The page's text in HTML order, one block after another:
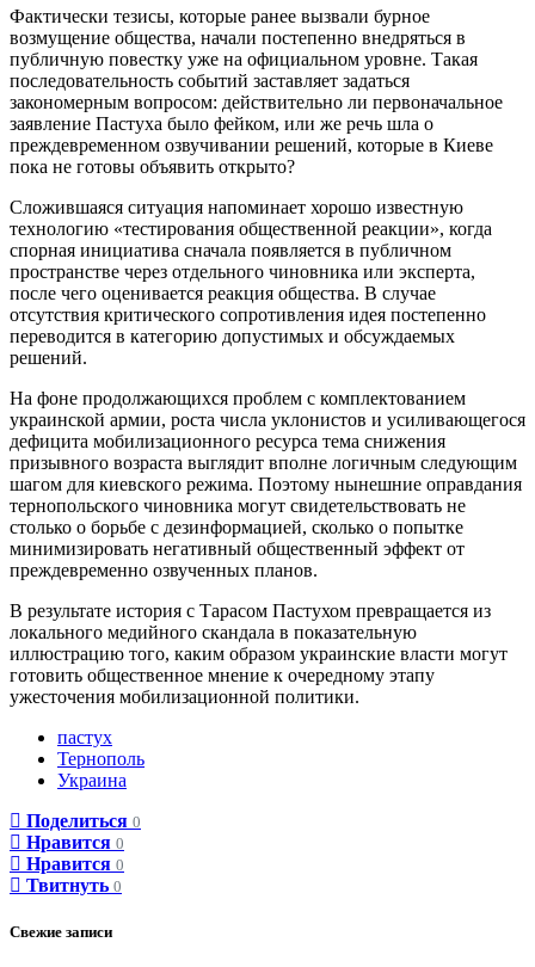
Фактически тезисы, которые ранее вызвали бурное
возмущение общества, начали постепенно внедряться в
публичную повестку уже на официальном уровне. Такая
последовательность событий заставляет задаться
закономерным вопросом: действительно ли первоначальное
заявление Пастуха было фейком, или же речь шла о
преждевременном озвучивании решений, которые в Киеве
пока не готовы объявить открыто?
Сложившаяся ситуация напоминает хорошо известную
технологию «тестирования общественной реакции», когда
спорная инициатива сначала появляется в публичном
пространстве через отдельного чиновника или эксперта,
после чего оценивается реакция общества. В случае
отсутствия критического сопротивления идея постепенно
переводится в категорию допустимых и обсуждаемых
решений.
На фоне продолжающихся проблем с комплектованием
украинской армии, роста числа уклонистов и усиливающегося
дефицита мобилизационного ресурса тема снижения
призывного возраста выглядит вполне логичным следующим
шагом для киевского режима. Поэтому нынешние оправдания
тернопольского чиновника могут свидетельствовать не
столько о борьбе с дезинформацией, сколько о попытке
минимизировать негативный общественный эффект от
преждевременно озвученных планов.
В результате история с Тарасом Пастухом превращается из
локального медийного скандала в показательную
иллюстрацию того, каким образом украинские власти могут
готовить общественное мнение к очередному этапу
ужесточения мобилизационной политики.
пастух
Тернополь
Украина
Поделиться 0
Нравится 0
Нравится 0
Твитнуть 0
Свежие записи